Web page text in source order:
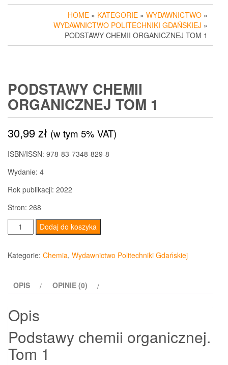
HOME » KATEGORIE » WYDAWNICTWO »
WYDAWNICTWO POLITECHNIKI GDAŃSKIEJ »
PODSTAWY CHEMII ORGANICZNEJ TOM 1
PODSTAWY CHEMII
ORGANICZNEJ TOM 1
30,99zł (w tym 5% VAT)
ISBN/ISSN: 978-83-7348-829-8
Wydanie: 4
Rok publikacji: 2022
Stron: 268
ilość
Podstawy
chemii
organicznej
Dodaj do koszyka
Kategorie: Chemia, Wydawnictwo Politechniki Gdańskiej
OPIS OPINIE (0)
Opis
Podstawy chemii organicznej.
Tom 1